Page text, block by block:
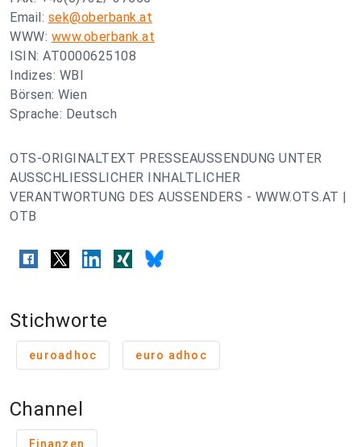
Email: sek@oberbank.at
WWW: www.oberbank.at
ISIN: AT0000625108
Indizes: WBI
Börsen: Wien
Sprache: Deutsch
OTS-ORIGINALTEXT PRESSEAUSSENDUNG UNTER
AUSSCHLIESSLICHER INHALTLICHER
VERANTWORTUNG DES AUSSENDERS - WWW.OTS.AT |
OTB
Stichworte
euroadhoc euro adhoc
Channel
Finanzen